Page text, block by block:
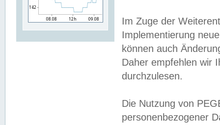
Im Zuge der
Implementierung
können auch
Daher empfehlen wir
durchzulesen.
Die Nutzung von
personenbezogener